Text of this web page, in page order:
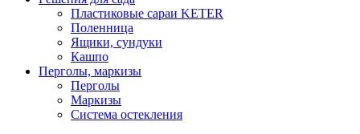
Пластиковые сараи KETER
Поленница
Ящики, сундуки
Кашпо
Перголы, маркизы
Перголы
Маркизы
Система остекления